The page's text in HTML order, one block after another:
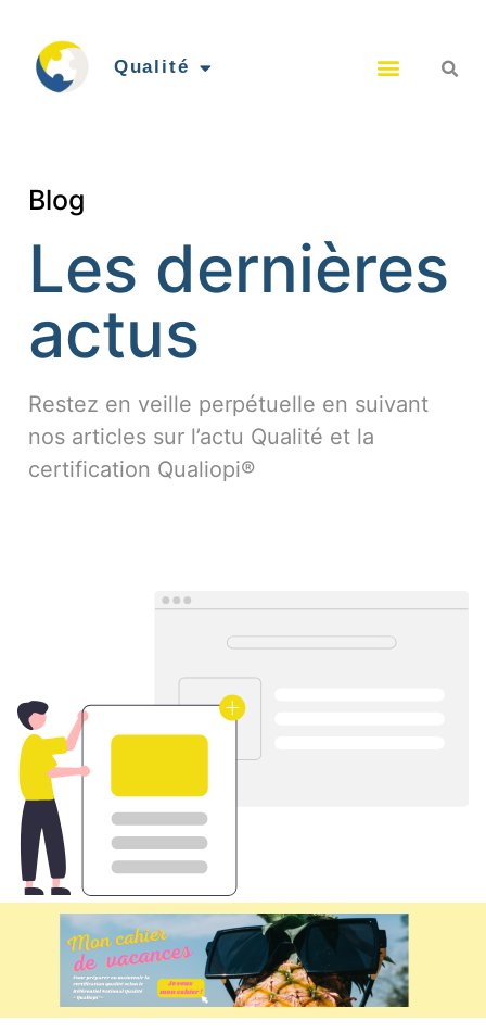
Qualité
Blog
Les dernières
actus
Restez en veille perpétuelle en suivant
nos articles sur l’actu Qualité et la
certification Qualiopi®